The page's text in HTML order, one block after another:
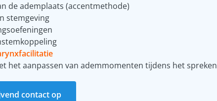
de ademplaats (accentmethode)
stemgeving
het aanpassen van ademmomenten tijdens het spreken
contact op